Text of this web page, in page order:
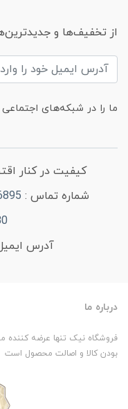
از تخفیف‌ها و
ما را در شبکه‌های اجتماعی
کیفیت در کنار
شماره تماس :
آدرس
درباره ما
فروشگاه نیک تنها عرضه
بودن کالا و اصالت محصول است